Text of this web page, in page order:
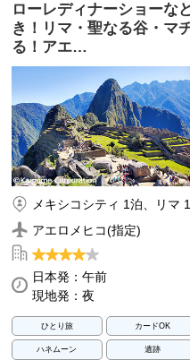
ローレディナーショーな
き！リマ・聖なる谷・マ
る！アエ…
メキシコシティ 1泊、リマ
アエロメヒコ(指定)
日本発：午前
現地発：夜
ひとり旅 カードOK
ハネムーン 遺跡